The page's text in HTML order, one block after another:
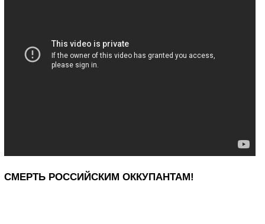
СМЕРТЬ РОССИЙСКИМ ОККУПАНТАМ!